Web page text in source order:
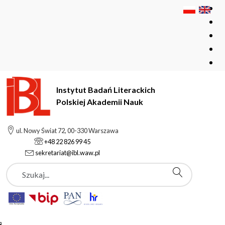
Instytut Badań Literackich
Polskiej Akademii Nauk
ul. Nowy Świat 72, 00-330 Warszawa
+48 22 826 99 45
sekretariat@ibl.waw.pl
Szukaj
Instytut Badań Literackich Polskiej Akademii Nauk
Pracownicy
Marek Cierpka
Marek Cierpka